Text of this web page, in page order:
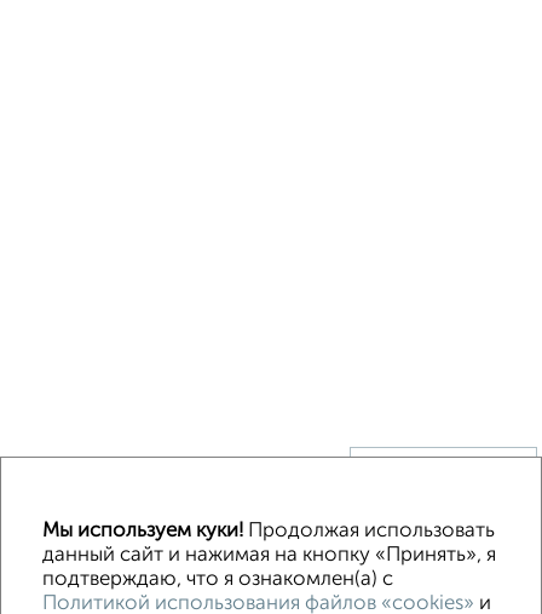
Без посредников В деревне Каркасный
Деревянный
Готовый дом Под ключ Загородный
Мы используем куки!Продолжая использовать
данный сайт и нажимая на кнопку «Принять», я
подтверждаю, что я ознакомлен(а) с
Политикой использования файлов «cookies» и